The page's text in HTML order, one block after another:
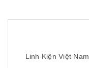
Linh Kiện Việt